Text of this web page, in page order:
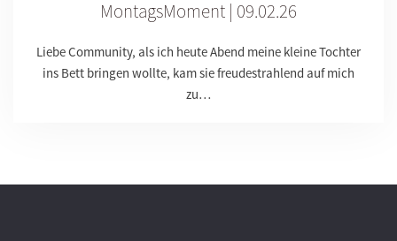
MontagsMoment | 09.02.26
Liebe Community, als ich heute Abend meine kleine Tochter
ins Bett bringen wollte, kam sie freudestrahlend auf mich
zu…